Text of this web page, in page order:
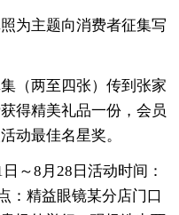
为主题向消费者征集写
（两至四张）传到张家
得精美礼品一份，会员
动最佳名星奖。
～8月28日活动时间：
：精益眼镜某分店门口